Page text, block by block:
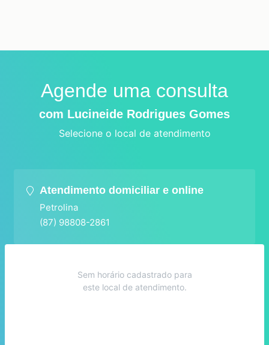
Agende uma consulta
com Lucineide Rodrigues Gomes
Selecione o local de atendimento
Atendimento domiciliar e online
Petrolina
(87) 98808-2861
Sem horário cadastrado para
este local de atendimento.